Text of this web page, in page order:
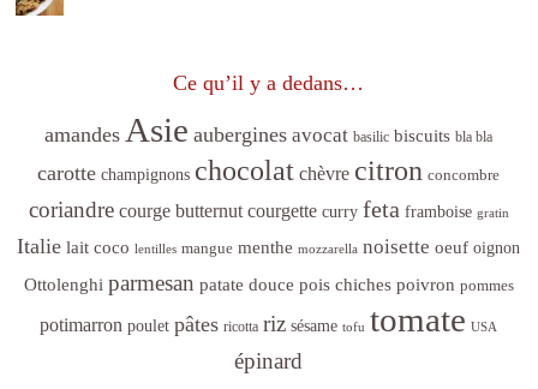
Ce qu’il y a dedans…
amandes Asie aubergines avocat basilic biscuits bla bla
carotte champignons chocolat chèvre citron concombre
coriandre courge butternut courgette curry feta framboise gratin
Italie lait coco lentilles mangue menthe mozzarella noisette oeuf oignon
Ottolenghi parmesan patate douce pois chiches poivron pommes
potimarron poulet pâtes ricotta riz sésame tofu tomate USA
épinard